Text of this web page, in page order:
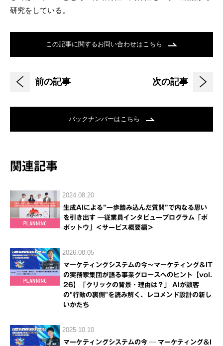
研究をしている。
この記事に関するお問い合わせはこちら
前の記事 次の記事
バックナンバーはこちら
関連記事
2024.08.20
生成AIによる“一歩踏み込んだ質問”で内なる思い
を引き出す ―従業員インタビュープログラム「ボ
ボットウ」＜サービス概要編＞
2026.08.05
マーケティングシステムの今～マーケティング＆IT
の実務家集団が語る事業グロースへのヒント【vol.
26】「クリックの背景・理由は？」 AIが顧客
の"行動の裏側"を読み解く、レコメンド設計の新し
いかたち
2025.10.10
マーケティングシステムの今 ─ マーケティング＆I